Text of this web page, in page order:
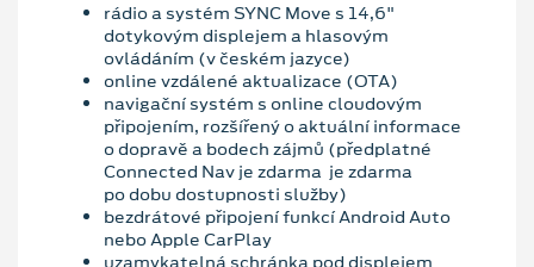
rádio a systém SYNC Move s 14,6"
dotykovým displejem a hlasovým
ovládáním (v českém jazyce)
online vzdálené aktualizace (OTA)
navigační systém s online cloudovým
připojením, rozšířený o aktuální informace
o dopravě a bodech zájmů (předplatné
Connected Nav je zdarma je zdarma
po dobu dostupnosti služby)
bezdrátové připojení funkcí Android Auto
nebo Apple CarPlay